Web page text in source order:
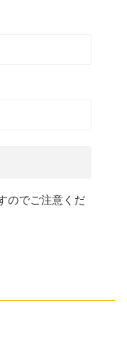
のでご注意くだ